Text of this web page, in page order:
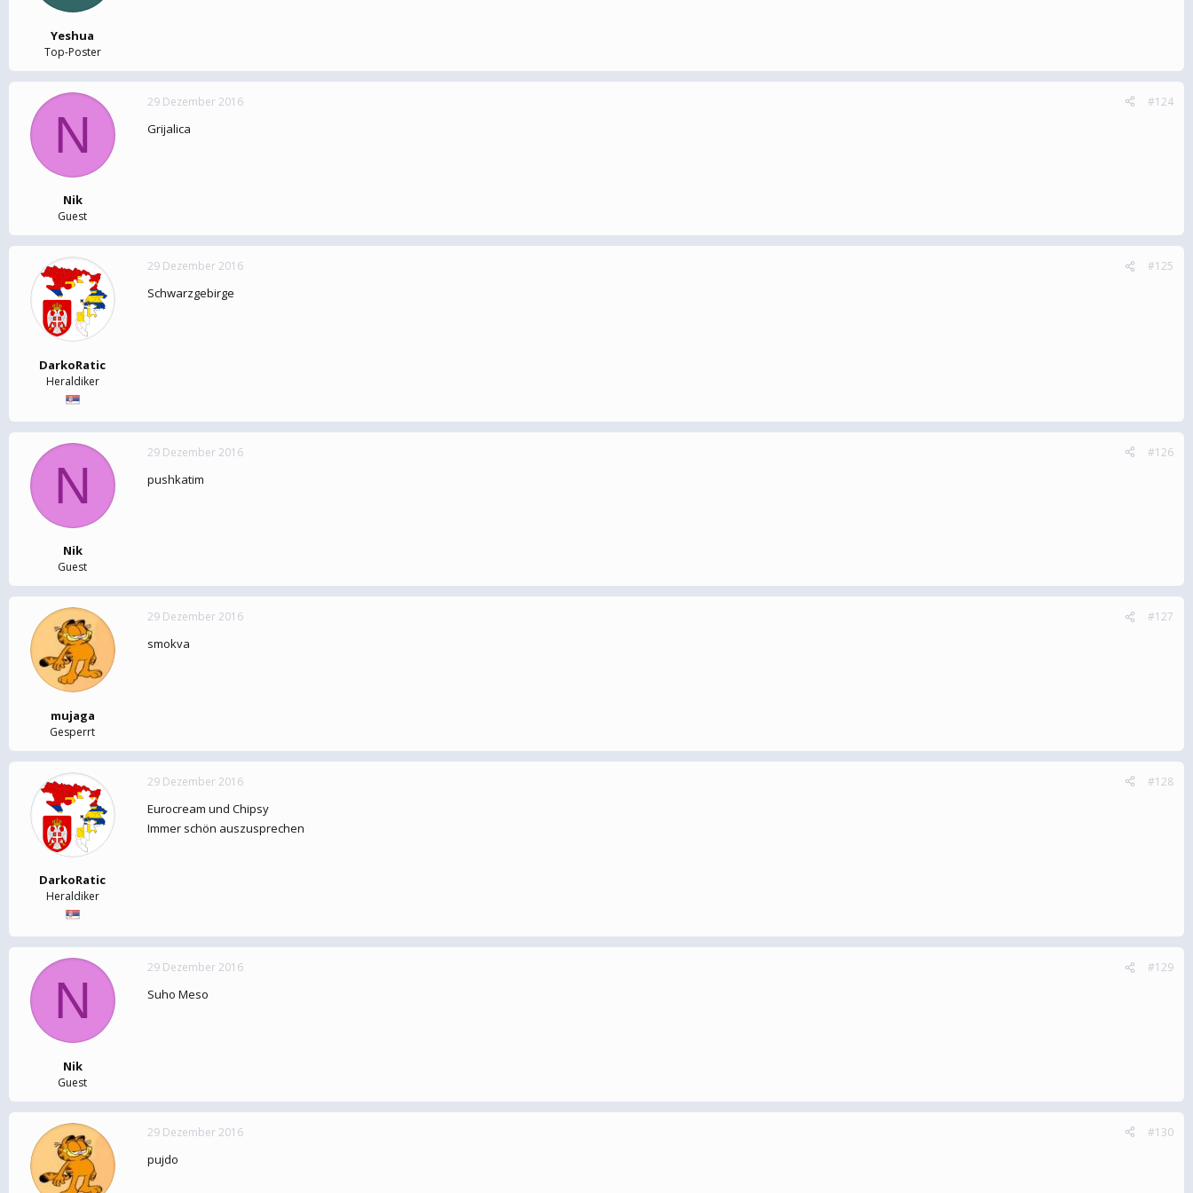
Yeshua
Top-Poster
N
Nik
Guest
29 Dezember 2016 #124
Grijalica
DarkoRatic
Heraldiker
29 Dezember 2016 #125
Schwarzgebirge
N
Nik
Guest
29 Dezember 2016 #126
pushkatim
mujaga
Gesperrt
29 Dezember 2016 #127
smokva
DarkoRatic
Heraldiker
29 Dezember 2016 #128
Eurocream und Chipsy
Immer schön auszusprechen
N
Nik
Guest
29 Dezember 2016 #129
Suho Meso
29 Dezember 2016 #130
pujdo